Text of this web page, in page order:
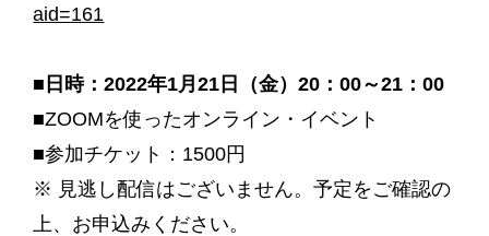
aid=161
■日時：2022年1月21日（金）20：00～21：00
■ZOOMを使ったオンライン・イベント
■参加チケット：1500円
※ 見逃し配信はございません。予定をご確認の
上、お申込みください。